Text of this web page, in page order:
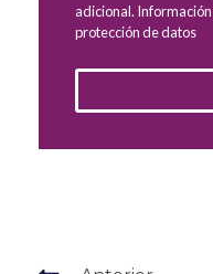
adicional.
protección de datos